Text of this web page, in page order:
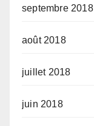
septembre 2018
août 2018
juillet 2018
juin 2018